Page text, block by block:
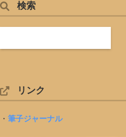
検索
リンク
・ 筆子ジャーナル